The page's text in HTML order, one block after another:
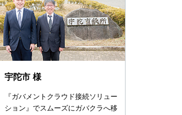
宇陀市 様
『ガバメントクラウド接続ソリュー
ション』でスムーズにガバクラへ移